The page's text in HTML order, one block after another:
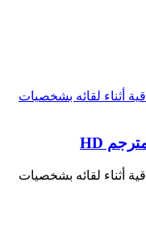
أثناء لقائه بشخصيات
أثناء لقائه بشخصيات